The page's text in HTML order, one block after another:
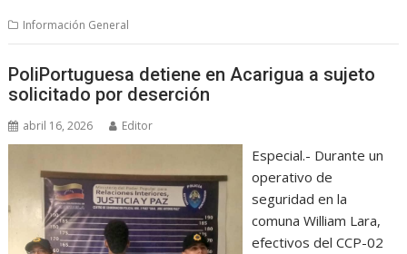
Información General
PoliPortuguesa detiene en Acarigua a sujeto
solicitado por deserción
abril 16, 2026 Editor
Especial.- Durante un
operativo de
seguridad en la
comuna William Lara,
efectivos del CCP-02